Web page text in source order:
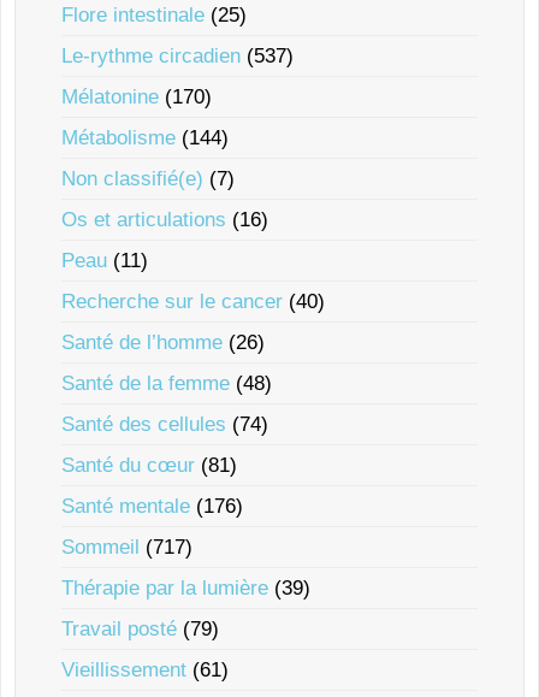
Flore intestinale (25)
Le-rythme circadien (537)
Mélatonine (170)
Métabolisme (144)
Non classifié(e) (7)
Os et articulations (16)
Peau (11)
Recherche sur le cancer (40)
Santé de l’homme (26)
Santé de la femme (48)
Santé des cellules (74)
Santé du cœur (81)
Santé mentale (176)
Sommeil (717)
Thérapie par la lumière (39)
Travail posté (79)
Vieillissement (61)